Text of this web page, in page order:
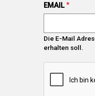
EMAIL
Die E-Mail
erhalten soll.